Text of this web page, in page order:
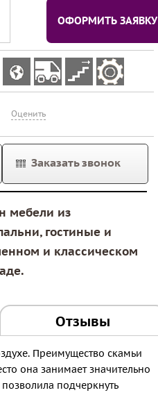
ОФОРМИТЬ ЗАЯВКУ
Оценить
Заказать звонок
мебели из
гостиные и
и классическом
Отзывы
Преимущество скамьи
она занимает значительно
подчеркнуть